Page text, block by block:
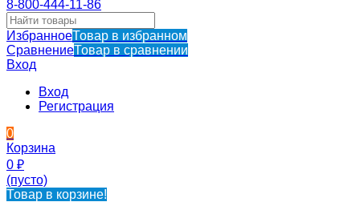
8-800-444-11-86
ИзбранноеТовар в избранном
СравнениеТовар в сравнении
Вход
Вход
Регистрация
0
Корзина
0 ₽
(пусто)
Товар в корзине!